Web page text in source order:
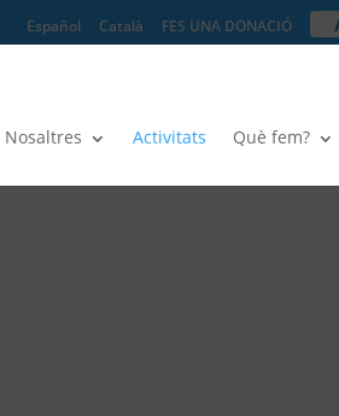
Español Català FES UNA DONACIÓ
Nosaltres Activitats Què fem?